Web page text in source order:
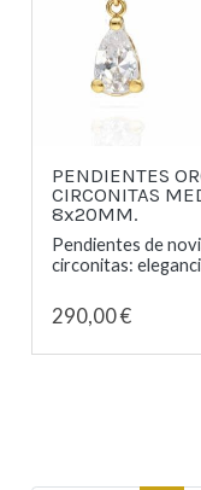
PENDIENTES
CIRCONITAS
8x20MM.
Pendientes de
circonitas:
290,00 €